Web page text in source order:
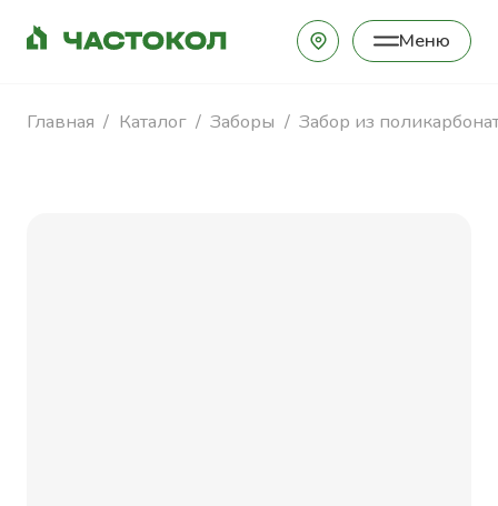
Меню
Закрыть
Главная Каталог Заборы Забор из